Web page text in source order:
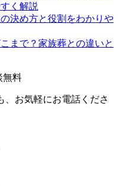
く解説
決め方と役割をわかりや
まで？家族葬との違いと
無料
、お気軽にお電話くださ